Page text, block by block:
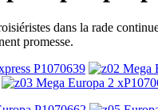
dans la rade
promesse.